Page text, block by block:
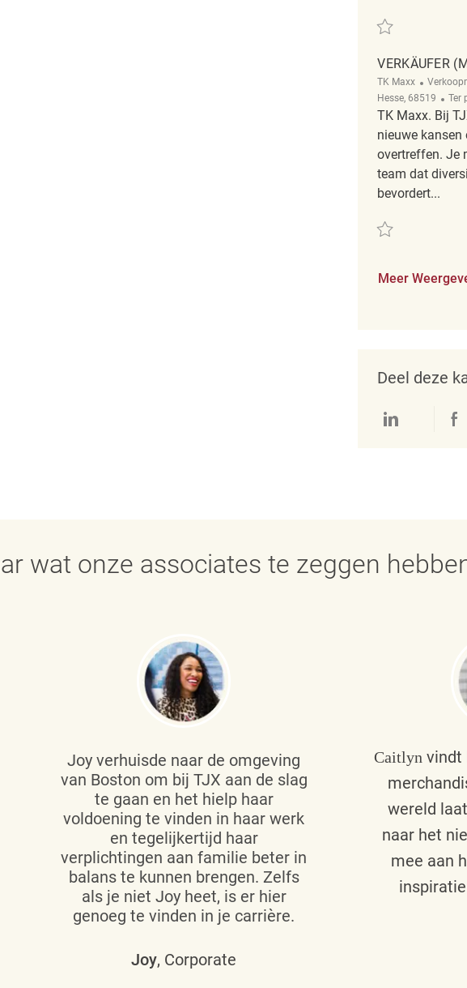
Redden
VERKÄUFER
TK Maxx
Hesse, 68519
Ter
TK Maxx. Bij
nieuwe kansen
overtreffen. Je
team dat
bevordert...
Redden
Meer
Deel deze
Delen via
wat onze associates te zeggen
Joy verhuisde naar de omgeving
van Boston om bij TJX aan de slag
te gaan en het hielp haar
voldoening te vinden in haar werk
en tegelijkertijd haar
verplichtingen aan familie beter in
balans te kunnen brengen. Zelfs
als je niet Joy heet, is er hier
genoeg te vinden in je carrière.
Joy, Corporate
Caitlyn vindt
wereld
naar het
mee aan